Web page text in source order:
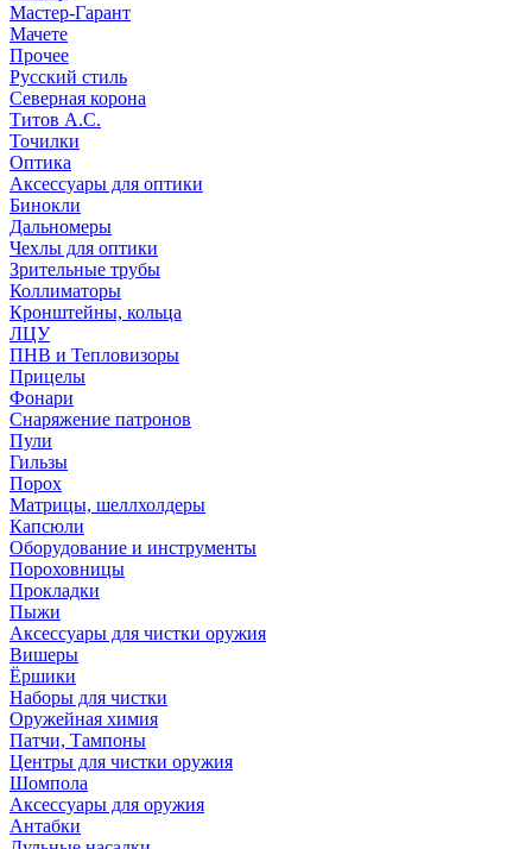
Мастер-Гарант
Мачете
Прочее
Русский стиль
Северная корона
Титов А.С.
Точилки
Оптика
Аксессуары для оптики
Бинокли
Дальномеры
Чехлы для оптики
Зрительные трубы
Коллиматоры
Кронштейны, кольца
ЛЦУ
ПНВ и Тепловизоры
Прицелы
Фонари
Снаряжение патронов
Пули
Гильзы
Порох
Матрицы, шеллхолдеры
Капсюли
Оборудование и инструменты
Пороховницы
Прокладки
Пыжи
Аксессуары для чистки оружия
Вишеры
Ёршики
Наборы для чистки
Оружейная химия
Патчи, Тампоны
Центры для чистки оружия
Шомпола
Аксессуары для оружия
Антабки